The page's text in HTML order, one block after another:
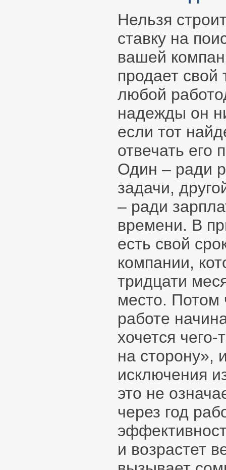
Нельзя
ставку на
вашей
продает
любой
надежды он
если тот
отвечать его
Один – ради
задачи,
– ради
времени. В
есть свой
компании,
тридцати
место. Потом
работе
хочется
на сторону»,
исключения
это не
через год
и возрастет